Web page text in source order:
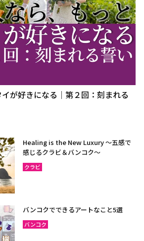
が好きになる｜第２回：刻まれる
Healing is the New Luxury ～五感で
感じるクラビ＆バンコク～
クラビ
バンコクでできるアートなこと5選
バンコク